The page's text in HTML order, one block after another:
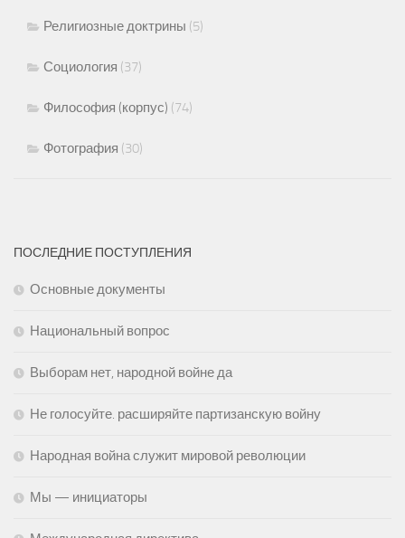
Религиозные доктрины (5)
Социология (37)
Философия (корпус) (74)
Фотография (30)
ПОСЛЕДНИЕ ПОСТУПЛЕНИЯ
Основные документы
Национальный вопрос
Выборам нет, народной войне да
Не голосуйте. расширяйте партизанскую войну
Народная война служит мировой революции
Мы — инициаторы